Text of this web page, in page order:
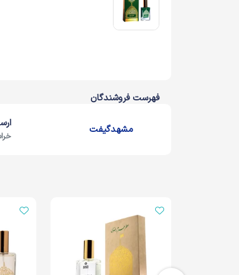
فهرست فروشندگان
مشهدگیفت ارسال